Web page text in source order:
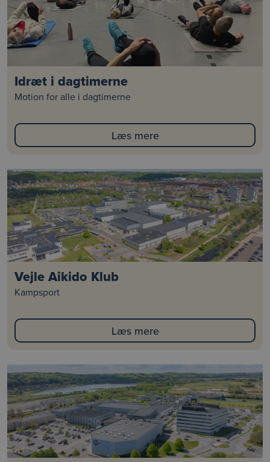
Idræt i dagtimerne
Motion for alle i dagtimerne
Læs mere
Vejle Aikido Klub
Kampsport
Læs mere